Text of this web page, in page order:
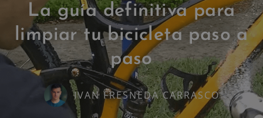
La guía definitiva para
limpiar tu bicicleta paso a
paso
IVAN FRESNEDA CARRASCO